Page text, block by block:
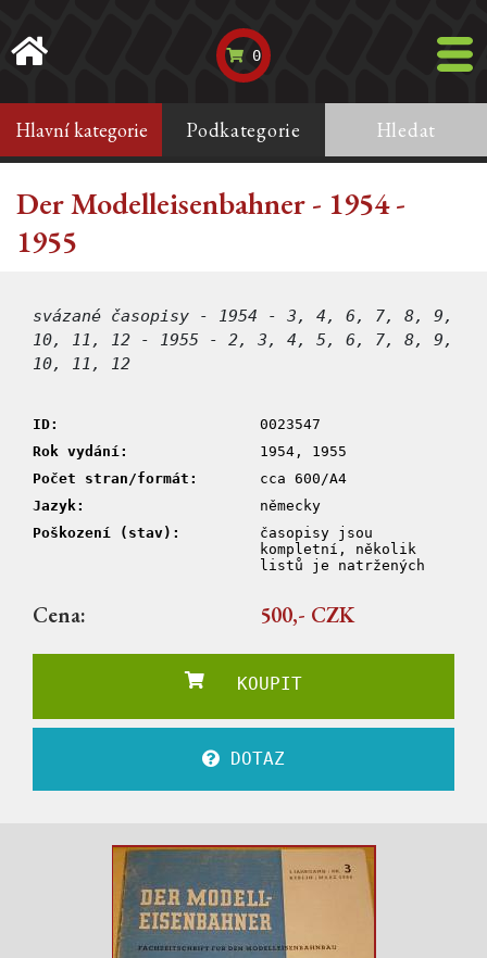
0
Hlavní kategorie Podkategorie Hledat
Der Modelleisenbahner - 1954 -
1955
svázané časopisy - 1954 - 3, 4, 6, 7, 8, 9,
10, 11, 12 - 1955 - 2, 3, 4, 5, 6, 7, 8, 9,
10, 11, 12
ID:
0023547
Rok vydání:
1954, 1955
Počet stran/formát:
cca 600/A4
Jazyk:
německy
Poškození (stav):
časopisy jsou
kompletní, několik
listů je natržených
Cena: 500,- CZK
KOUPIT
DOTAZ